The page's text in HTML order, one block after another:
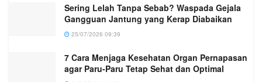
Sering Lelah Tanpa Sebab? Waspada Gejala
Gangguan Jantung yang Kerap Diabaikan
25/07/2026 09:39
7 Cara Menjaga Kesehatan Organ Pernapasan
agar Paru-Paru Tetap Sehat dan Optimal